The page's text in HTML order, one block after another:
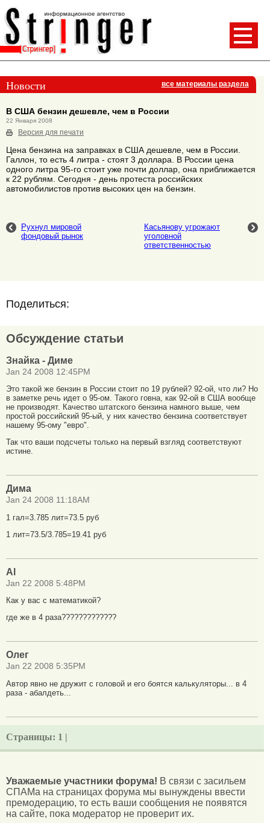
Новости все материалы раздела
В США бензин дешевле, чем в России
22 Января 2008
Версия для печати
Цена бензина на заправках в США дешевле, чем в России.
Галлон, то есть 4 литра - стоят 3 доллара. В России цена
одного литра 95-го стоит уже почти доллар, она приближается
к 22 рублям. Сегодня - день протеста российских
автомобилистов против высоких цен на бензин.
Рухнул мировой
фондовый рынок
Касьянову угрожают
уголовной
ответственностью
Поделиться:
Обсуждение статьи
Знайка - Диме
Jan 24 2008 12:45PM
Это такой же бензин в России стоит по 19 рублей? 92-ой, что ли? Но
в заметке речь идет о 95-ом. Такого говна, как 92-ой в США вообще
не производят. Качество штатского бензина намного выше, чем
простой российский 95-ый, у них качество бензина соответствует
нашему 95-ому "евро".
Так что ваши подсчеты только на первый взгляд соответствуют
истине.
Дима
Jan 24 2008 11:18AM
1 гал=3.785 лит=73.5 руб
1 лит=73.5/3.785=19.41 руб
Al
Jan 22 2008 5:48PM
Как у вас с математикой?
где же в 4 раза?????????????
Олег
Jan 22 2008 5:35PM
Автор явно не дружит с головой и его боятся калькуляторы... в 4
раза - абалдеть...
Страницы: 1 |
Уважаемые участники форума! В связи с засильем
СПАМа на страницах форума мы вынуждены ввести
премодерацию, то есть ваши сообщения не появятся
на сайте, пока модератор не проверит их.